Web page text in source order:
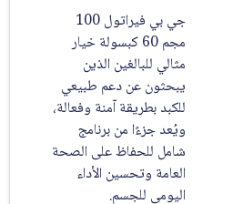
جي بي فيراتول 100
مجم 60 كبسولة خيار
مثالي للبالغين الذين
يبحثون عن دعم طبيعي
للكبد بطريقة آمنة وفعالة،
ويُعد جزءًا من برنامج
شامل للحفاظ على الصحة
العامة وتحسين الأداء
اليومي للجسم.